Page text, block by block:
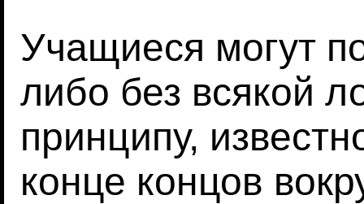
Учащиеся могут
либо без всякой
принципу,
конце концов